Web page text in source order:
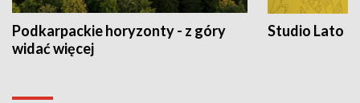
Podkarpackie horyzonty - z góry
widać więcej
Studio Lato